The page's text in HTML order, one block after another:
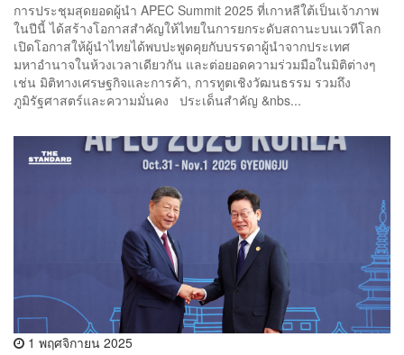
การประชุมสุดยอดผู้นำ APEC Summit 2025 ที่เกาหลีใต้เป็นเจ้าภาพ
ในปีนี้ ได้สร้างโอกาสสำคัญให้ไทยในการยกระดับสถานะบนเวทีโลก
เปิดโอกาสให้ผู้นำไทยได้พบปะพูดคุยกับบรรดาผู้นำจากประเทศ
มหาอำนาจในห้วงเวลาเดียวกัน และต่อยอดความร่วมมือในมิติต่างๆ
เช่น มิติทางเศรษฐกิจและการค้า, การทูตเชิงวัฒนธรรม รวมถึง
ภูมิรัฐศาสตร์และความมั่นคง ประเด็นสำคัญ &nbs...
1 พฤศจิกายน 2025